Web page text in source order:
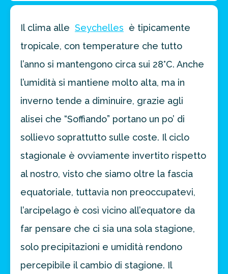
Il clima alle Seychelles è tipicamente
tropicale, con temperature che tutto
l’anno si mantengono circa sui 28°C. Anche
l’umidità si mantiene molto alta, ma in
inverno tende a diminuire, grazie agli
alisei che “Soffiando” portano un po’ di
sollievo soprattutto sulle coste. Il ciclo
stagionale è ovviamente invertito rispetto
al nostro, visto che siamo oltre la fascia
equatoriale, tuttavia non preoccupatevi,
l’arcipelago è così vicino all’equatore da
far pensare che ci sia una sola stagione,
solo precipitazioni e umidità rendono
percepibile il cambio di stagione. Il